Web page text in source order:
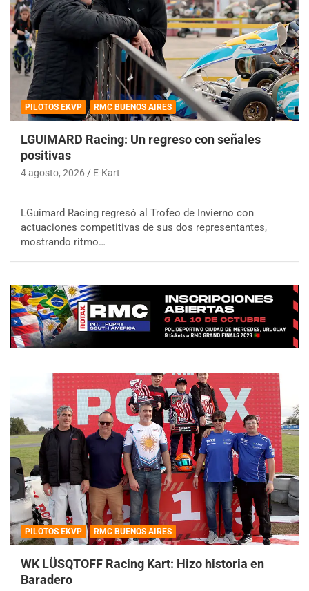
PILOTOS EKVP RMC BUENOS AIRES
LGUIMARD Racing: Un regreso con señales
positivas
4 agosto, 2026 E-Kart
LGuimard Racing regresó al Trofeo de Invierno con
actuaciones competitivas de sus dos representantes,
mostrando ritmo…
PILOTOS EKVP RMC BUENOS AIRES
WK LÜSQTOFF Racing Kart: Hizo historia en
Baradero